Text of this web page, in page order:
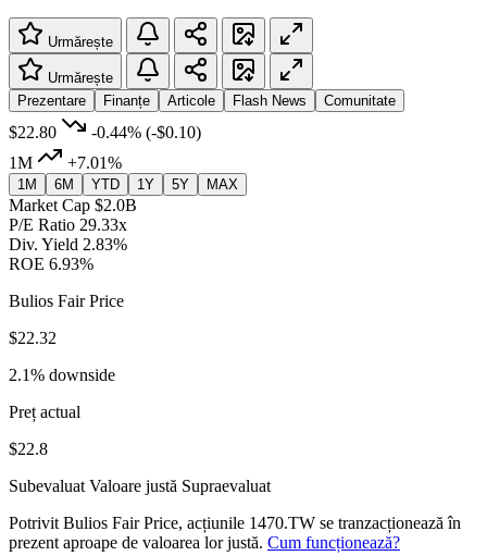
Urmărește
Urmărește
Prezentare
Finanțe Articole Flash News Comunitate
$22.80 -0.44% (-$0.10)
1M
+7.01%
1M 6M YTD 1Y 5Y MAX
Market Cap $2.0B
P/E Ratio 29.33x
Div. Yield 2.83%
ROE 6.93%
Bulios Fair Price
$22.32
2.1% downside
Preț actual
$22.8
Subevaluat Valoare justă Supraevaluat
Potrivit Bulios Fair Price, acțiunile 1470.TW se tranzacționează în
prezent aproape de valoarea lor justă. Cum funcționează?